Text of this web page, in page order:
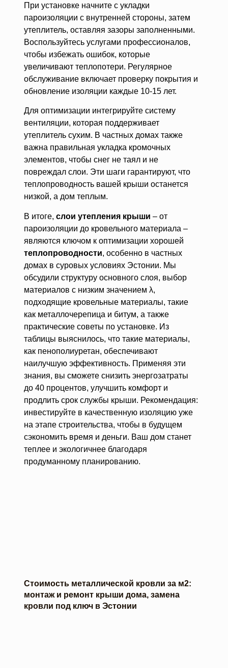
При установке начните с укладки
пароизоляции с внутренней стороны, затем
утеплитель, оставляя зазоры заполненными.
Воспользуйтесь услугами профессионалов,
чтобы избежать ошибок, которые
увеличивают теплопотери. Регулярное
обслуживание включает проверку покрытия и
обновление изоляции каждые 10-15 лет.
Для оптимизации интегрируйте систему
вентиляции, которая поддерживает
утеплитель сухим. В частных домах также
важна правильная укладка кромочных
элементов, чтобы снег не таял и не
повреждал слои. Эти шаги гарантируют, что
теплопроводность вашей крыши останется
низкой, а дом теплым.
В итоге, слои утепления крыши – от
пароизоляции до кровельного материала –
являются ключом к оптимизации хорошей
теплопроводности, особенно в частных
домах в суровых условиях Эстонии. Мы
обсудили структуру основного слоя, выбор
материалов с низким значением λ,
подходящие кровельные материалы, такие
как металлочерепица и битум, а также
практические советы по установке. Из
таблицы выяснилось, что такие материалы,
как пенополиуретан, обеспечивают
наилучшую эффективность. Применяя эти
знания, вы сможете снизить энергозатраты
до 40 процентов, улучшить комфорт и
продлить срок службы крыши. Рекомендация:
инвестируйте в качественную изоляцию уже
на этапе строительства, чтобы в будущем
сэкономить время и деньги. Ваш дом станет
теплее и экологичнее благодаря
продуманному планированию.
Стоимость металлической кровли за м2:
монтаж и ремонт крыши дома, замена
кровли под ключ в Эстонии